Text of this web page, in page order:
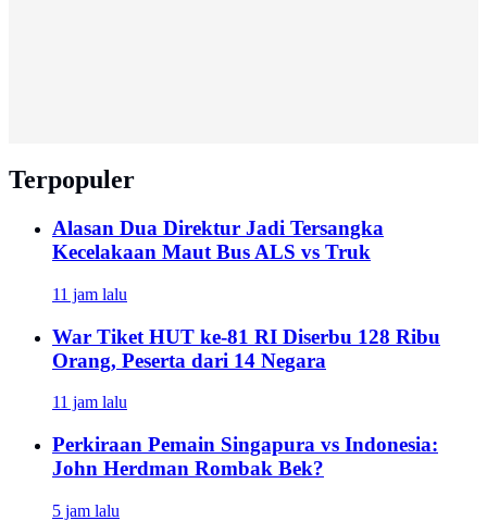
Terpopuler
Alasan Dua Direktur Jadi Tersangka
Kecelakaan Maut Bus ALS vs Truk
11 jam lalu
War Tiket HUT ke-81 RI Diserbu 128 Ribu
Orang, Peserta dari 14 Negara
11 jam lalu
Perkiraan Pemain Singapura vs Indonesia:
John Herdman Rombak Bek?
5 jam lalu